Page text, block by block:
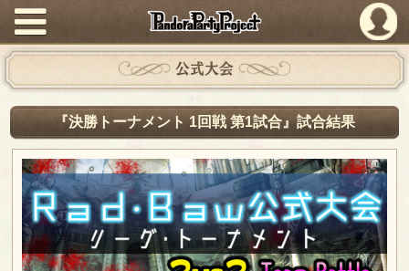
PandoraPartyProject
公式大会
『決勝トーナメント 1回戦 第1試合』試合結果